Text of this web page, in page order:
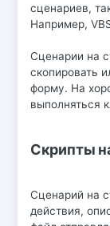
сценариев,
Например,
Сценарии на
скопировать
форму. На
выполняться
Скрипты
Сценарий на
действия,